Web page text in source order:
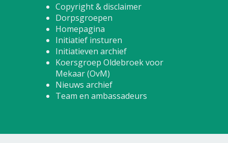
Copyright & disclaimer
Dorpsgroepen
Homepagina
Initiatief insturen
Initiatieven archief
Koersgroep Oldebroek voor
Mekaar (OvM)
Nieuws archief
Team en ambassadeurs